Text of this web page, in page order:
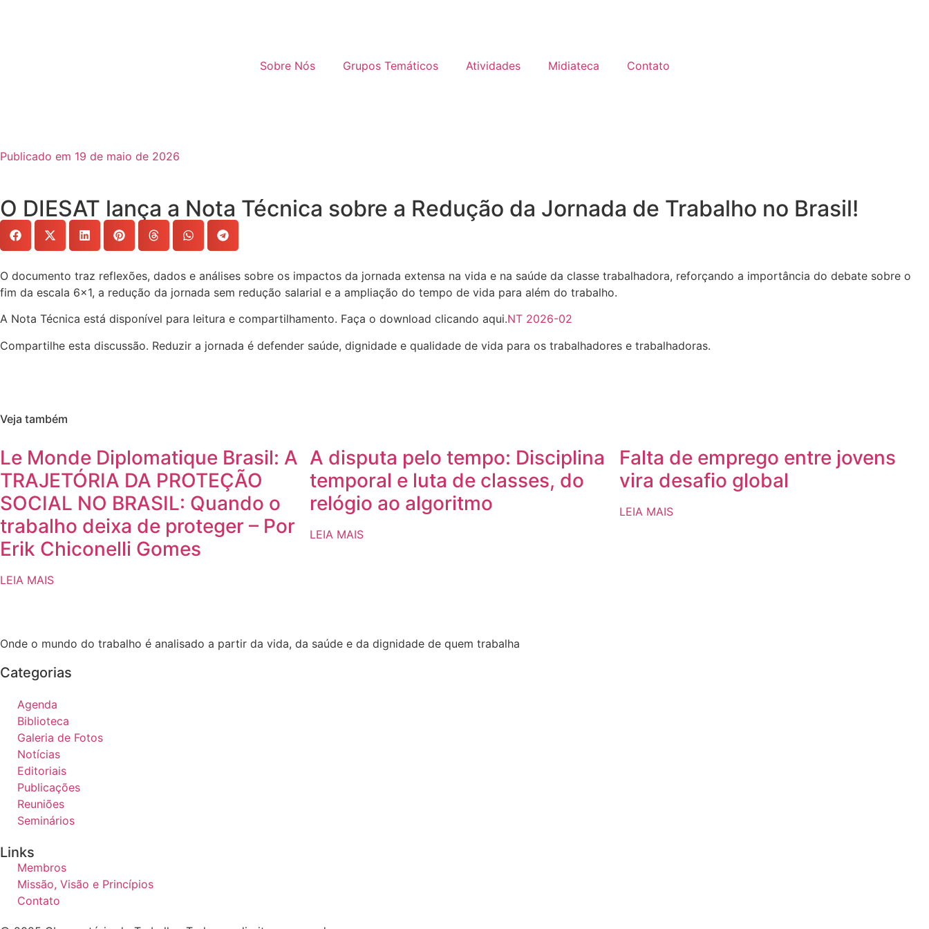
Sobre Nós Grupos Temáticos Atividades Midiateca Contato
Publicado em 19 de maio de 2026
O DIESAT lança a Nota Técnica sobre a Redução da Jornada de Trabalho no Brasil!
O documento traz reflexões, dados e análises sobre os impactos da jornada extensa na vida e na saúde da classe trabalhadora, reforçando a importância do debate sobre o
fim da escala 6×1, a redução da jornada sem redução salarial e a ampliação do tempo de vida para além do trabalho.
A Nota Técnica está disponível para leitura e compartilhamento. Faça o download clicando aqui.NT 2026-02
Compartilhe esta discussão. Reduzir a jornada é defender saúde, dignidade e qualidade de vida para os trabalhadores e trabalhadoras.
Veja também
Le Monde Diplomatique Brasil: A
TRAJETÓRIA DA PROTEÇÃO
SOCIAL NO BRASIL: Quando o
trabalho deixa de proteger – Por
Erik Chiconelli Gomes
LEIA MAIS
A disputa pelo tempo: Disciplina
temporal e luta de classes, do
relógio ao algoritmo
LEIA MAIS
Falta de emprego entre jovens
vira desafio global
LEIA MAIS
Onde o mundo do trabalho é analisado a partir da vida, da saúde e da dignidade de quem trabalha
Categorias
Agenda
Biblioteca
Galeria de Fotos
Notícias
Editoriais
Publicações
Reuniões
Seminários
Links
Membros
Missão, Visão e Princípios
Contato